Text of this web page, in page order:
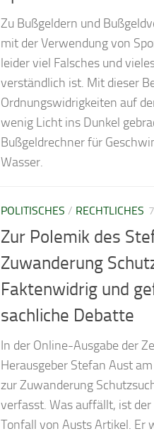
Zu Bußgeldern und
mit der Verwendung von
leider viel Falsches und
verständlich ist. Mit dieser
Ordnungswidrigkeiten auf
wenig Licht ins Dunkel
Bußgeldrechner für
Wasser.
POLITISCHES / RECHTLICHES
Zur Polemik des
Zuwanderung
Faktenwidrig und
sachliche Debatte
In der Online-Ausgabe der
Herausgeber Stefan Aust
zur Zuwanderung
verfasst. Was auffällt, ist
Tonfall von Austs Artikel. Er